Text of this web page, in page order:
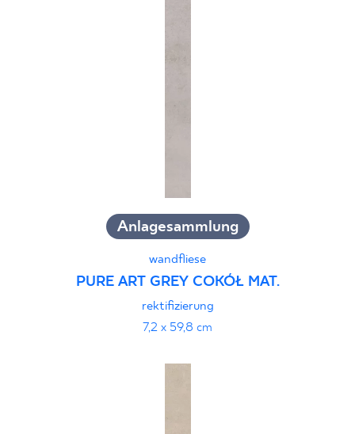
Anlagesammlung
wandfliese
PURE ART GREY COKÓŁ MAT.
rektifizierung
7,2 x 59,8 cm